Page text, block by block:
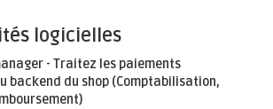
logicielles
- Traitez les paiements
backend du shop (Comptabilisation,